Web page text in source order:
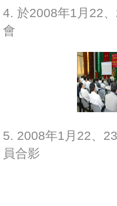
4. 於2008年1月22、
會
5. 2008年1月22、
員合影